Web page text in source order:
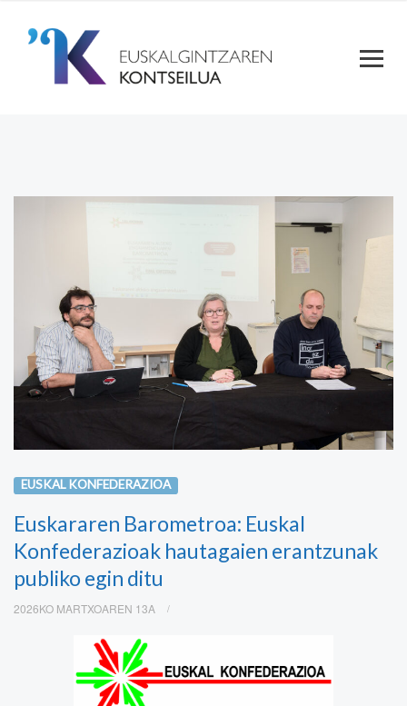
EUSKAL KONFEDERAZIOA
Euskararen Barometroa: Euskal
Konfederazioak hautagaien erantzunak
publiko egin ditu
2026KO MARTXOAREN 13A